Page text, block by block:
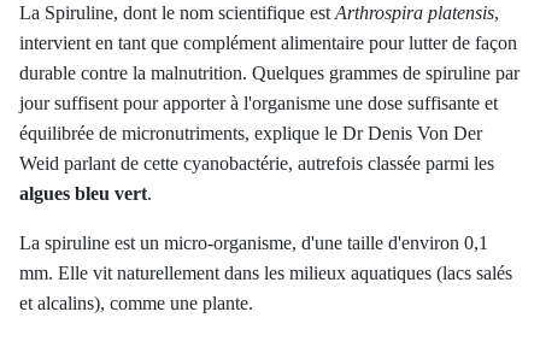
La Spiruline, dont le nom scientifique est Arthrospira platensis,
intervient en tant que complément alimentaire pour lutter de façon
durable contre la malnutrition. Quelques grammes de spiruline par
jour suffisent pour apporter à l'organisme une dose suffisante et
équilibrée de micronutriments, explique le Dr Denis Von Der
Weid parlant de cette cyanobactérie, autrefois classée parmi les
algues bleu vert.
La spiruline est un micro-organisme, d'une taille d'environ 0,1
mm. Elle vit naturellement dans les milieux aquatiques (lacs salés
et alcalins), comme une plante.